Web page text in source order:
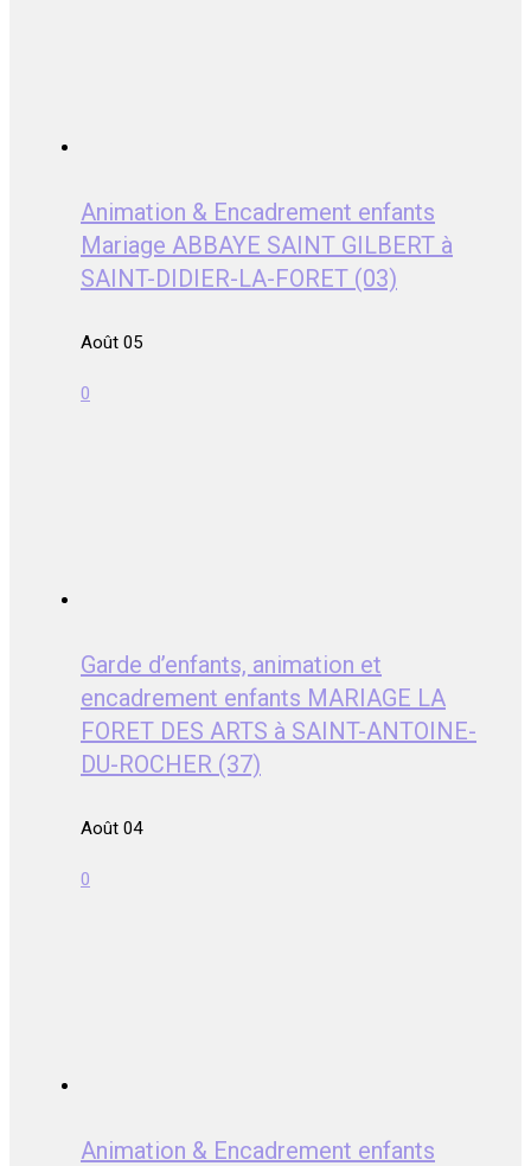
Animation & Encadrement enfants
Mariage ABBAYE SAINT GILBERT à
SAINT-DIDIER-LA-FORET (03)
Août 05
0
Garde d’enfants, animation et
encadrement enfants MARIAGE LA
FORET DES ARTS à SAINT-ANTOINE-
DU-ROCHER (37)
Août 04
0
Animation & Encadrement enfants